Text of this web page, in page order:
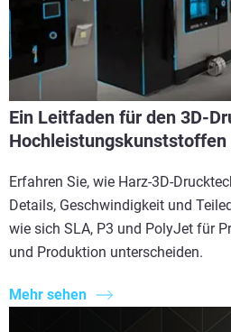
Ein Leitfaden für den 3D-
Hochleistungskunststoffen
Erfahren Sie, wie Harz-3D-
Details, Geschwindigkeit und
wie sich SLA, P3 und PolyJet für
und Produktion unterscheiden.
Mehr sehen